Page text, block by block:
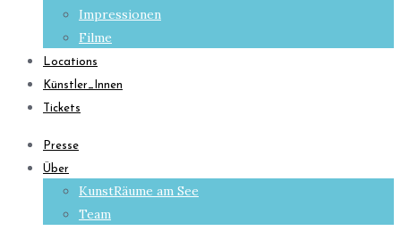
Impressionen
Filme
Locations
Künstler_Innen
Tickets
Presse
Über
KunstRäume am See
Team